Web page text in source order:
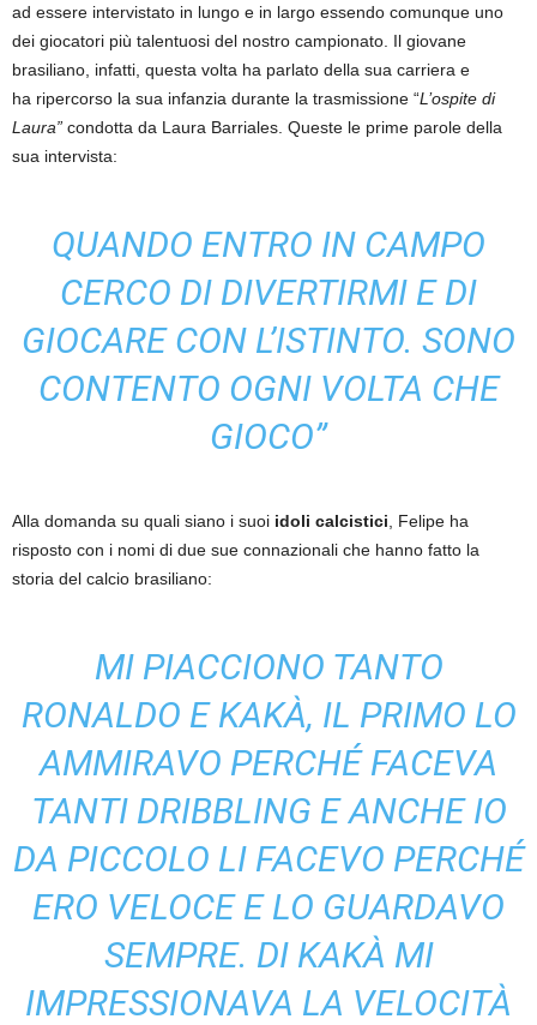
ad essere intervistato in lungo e in largo essendo comunque uno
dei giocatori più talentuosi del nostro campionato. Il giovane
brasiliano, infatti, questa volta ha parlato della sua carriera e
ha ripercorso la sua infanzia durante la trasmissione “L’ospite di
Laura” condotta da Laura Barriales. Queste le prime parole della
sua intervista:
QUANDO ENTRO IN CAMPO
CERCO DI DIVERTIRMI E DI
GIOCARE CON L’ISTINTO. SONO
CONTENTO OGNI VOLTA CHE
GIOCO”
Alla domanda su quali siano i suoi idoli calcistici , Felipe ha
risposto con i nomi di due sue connazionali che hanno fatto la
storia del calcio brasiliano:
MI PIACCIONO TANTO
RONALDO E KAKÀ, IL PRIMO LO
AMMIRAVO PERCHÉ FACEVA
TANTI DRIBBLING E ANCHE IO
DA PICCOLO LI FACEVO PERCHÉ
ERO VELOCE E LO GUARDAVO
SEMPRE. DI KAKÀ MI
IMPRESSIONAVA LA VELOCITÀ